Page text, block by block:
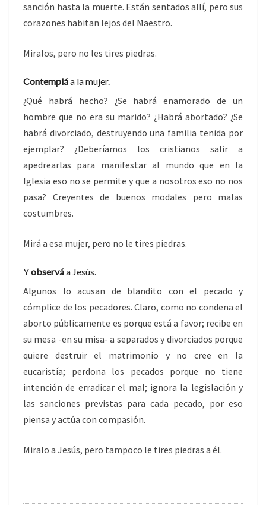
sanción hasta la muerte. Están sentados allí, pero sus
corazones habitan lejos del Maestro.
Miralos, pero no les tires piedras.
Contempláa la mujer.
¿Qué habrá hecho? ¿Se habrá enamorado de un
hombre que no era su marido? ¿Habrá abortado? ¿Se
habrá divorciado, destruyendo una familia tenida por
ejemplar? ¿Deberíamos los cristianos salir a
apedrearlas para manifestar al mundo que en la
Iglesia eso no se permite y que a nosotros eso no nos
pasa? Creyentes de buenos modales pero malas
costumbres.
Mirá a esa mujer, pero no le tires piedras.
Yobserváa Jesús.
Algunos lo acusan de blandito con el pecado y
cómplice de los pecadores. Claro, como no condena el
aborto públicamente es porque está a favor; recibe en
su mesa -en su misa- a separados y divorciados porque
quiere destruir el matrimonio y no cree en la
eucaristía; perdona los pecados porque no tiene
intención de erradicar el mal; ignora la legislación y
las sanciones previstas para cada pecado, por eso
piensa y actúa con compasión.
Miralo a Jesús, pero tampoco le tires piedras a él.